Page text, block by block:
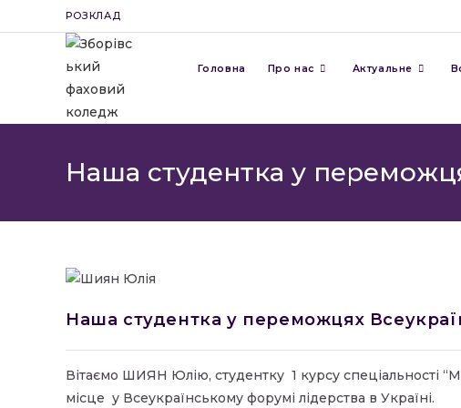
до
РОЗКЛАД
Головна Про нас Актуальне
Наша студентка у
Наша студентка у переможцях
Вітаємо ШИЯН Юлію, студентку 1 курсу спеціальності
місце у Всеукраїнському форумі лідерства в Україні.